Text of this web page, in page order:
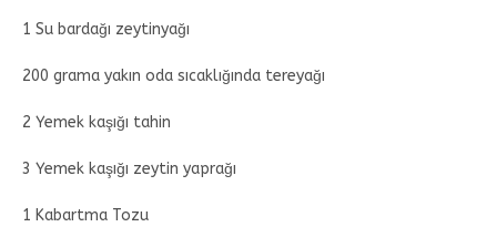
1 Su bardağı zeytinyağı
200 grama yakın oda sıcaklığında tereyağı
2 Yemek kaşığı tahin
3 Yemek kaşığı zeytin yaprağı
1 Kabartma Tozu